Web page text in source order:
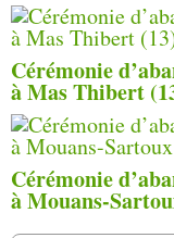
Cérémonie
à Mas Thibert
Cérémonie
à Mouans-